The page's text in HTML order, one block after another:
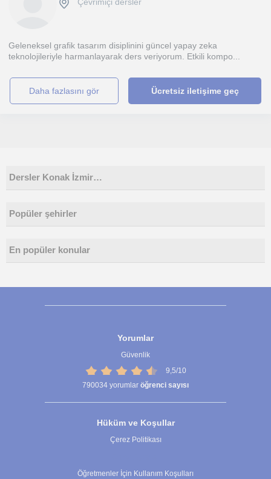
Çevrimiçi dersler
Geleneksel grafik tasarım disiplinini güncel yapay zeka
teknolojileriyle harmanlayarak ders veriyorum. Etkili kompo...
daha fazlasını gör Ücretsiz iletişime geç
Dersler Konak İzmir…
Popüler şehirler
En popüler konular
Yorumlar
Güvenlik
9,5/10
790034 yorumlar öğrenci sayısı
Hüküm ve Koşullar
Çerez Politikası
Öğretmenler İçin Kullanım Koşulları